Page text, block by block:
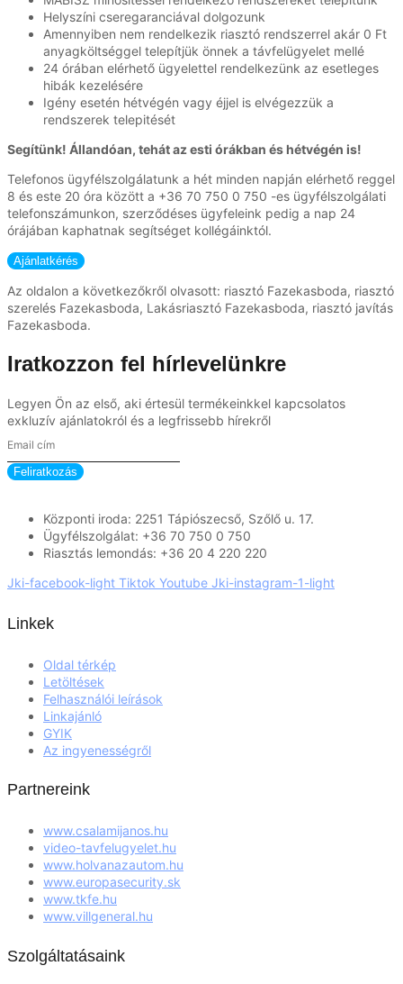
Helyszíni cseregaranciával dolgozunk
Amennyiben nem rendelkezik riasztó rendszerrel akár 0 Ft
anyagköltséggel telepítjük önnek a távfelügyelet mellé
24 órában elérhető ügyelettel rendelkezünk az esetleges
hibák kezelésére
Igény esetén hétvégén vagy éjjel is elvégezzük a
rendszerek telepitését
Segítünk! Állandóan, tehát az esti órákban és hétvégén is!
Telefonos ügyfélszolgálatunk a hét minden napján elérhető reggel
8 és este 20 óra között a +36 70 750 0 750 -es ügyfélszolgálati
telefonszámunkon, szerződéses ügyfeleink pedig a nap 24
órájában kaphatnak segítséget kollégáinktól.
Az oldalon a következőkről olvasott: riasztó Fazekasboda, riasztó
szerelés Fazekasboda, Lakásriasztó Fazekasboda, riasztó javítás
Fazekasboda.
Iratkozzon fel hírlevelünkre
Legyen Ön az első, aki értesül termékeinkkel kapcsolatos
exkluzív ajánlatokról és a legfrissebb hírekről
Feliratkozás
Központi iroda: 2251 Tápiószecső, Szőlő u. 17.
Ügyfélszolgálat: +36 70 750 0 750
Riasztás lemondás: +36 20 4 220 220
Jki-facebook-light Tiktok Youtube Jki-instagram-1-light
Linkek
Oldal térkép
Letöltések
Felhasználói leírások
Linkajánló
GYIK
Az ingyenességről
Partnereink
www.csalamijanos.hu
video-tavfelugyelet.hu
www.holvanazautom.hu
www.europasecurity.sk
www.tkfe.hu
www.villgeneral.hu
Szolgáltatásaink